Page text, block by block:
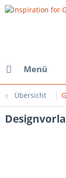
Menü
Übersicht